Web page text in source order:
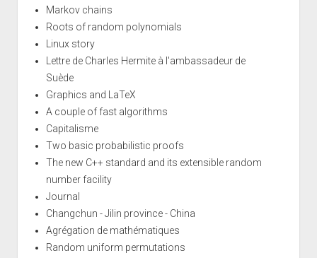
Markov chains
Roots of random polynomials
Linux story
Lettre de Charles Hermite à l'ambassadeur de
Suède
Graphics and LaTeX
A couple of fast algorithms
Capitalisme
Two basic probabilistic proofs
The new C++ standard and its extensible random
number facility
Journal
Changchun - Jilin province - China
Agrégation de mathématiques
Random uniform permutations